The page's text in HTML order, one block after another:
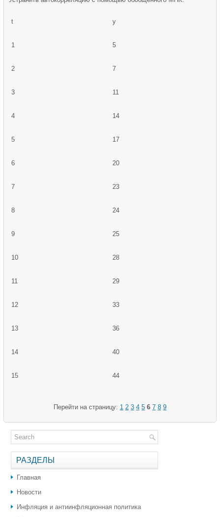
t y
1 5
2 7
3 11
4 14
5 17
6 20
7 23
8 24
9 25
10 28
11 29
12 33
13 36
14 40
15 44
Перейти на страницу: 1 2 3 4 5 6 7 8 9
РАЗДЕЛЫ
Главная
Новости
Инфляция и антиинфляционная политика